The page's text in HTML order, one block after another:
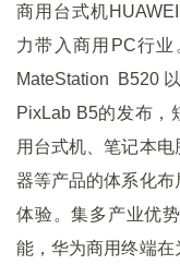
商用台式机
力带入商用PC行业
MateStation
PixLab B5的发布，
用台式机、笔记本
器等产品的体系化
体验。集多产业优
能，华为商用终端